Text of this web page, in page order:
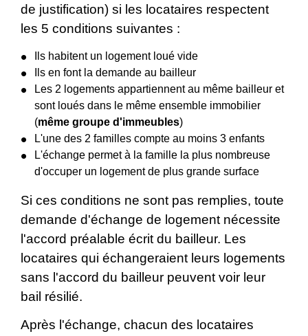
de justification) si les locataires respectent
les 5 conditions suivantes :
Ils habitent un logement loué vide
Ils en font la demande au bailleur
Les 2 logements appartiennent au même bailleur et
sont loués dans le même ensemble immobilier
(même groupe d'immeubles)
L'une des 2 familles compte au moins 3 enfants
L'échange permet à la famille la plus nombreuse
d'occuper un logement de plus grande surface
Si ces conditions ne sont pas remplies, toute
demande d'échange de logement nécessite
l'accord préalable écrit du bailleur. Les
locataires qui échangeraient leurs logements
sans l'accord du bailleur peuvent voir leur
bail résilié.
Après l'échange, chacun des locataires